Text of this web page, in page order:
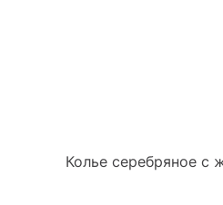
Колье серебряное с